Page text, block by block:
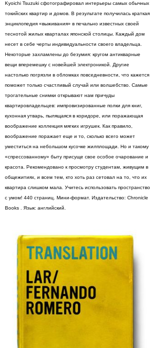
Kyoichi Tsuzuki сфотографировал интерьеры самых обычных
токийских квартир и домов. В результате получилась краткая
энциклопедия «выживания» в печально известных своей
теснотой жилых кварталах японской столицы. Каждый дом
несет в себе черты индивидуальности своего владельца.
Некоторые захламлены до безумия: кругом антикварные
вещи вперемешку с новейшей электроникой. Другие
настолько погрязли в обломках повседневности, что кажется
поможет только счастливый случай или волшебство. Самые
трогательные снимки открывают нам причуды
квартировладельцев: импровизированные полки для книг,
кухонная утварь, пылящаяся в коридоре, или поражающая
воображение коллекция мягких игрушек. Как правило,
воображение поражает еще и то, сколько всего может
уместиться на небольшом кусочке жилплощади. Но и такому
«спрессованному» быту присуще свое особое очарование и
красота. Рекомендовано к просмотру студентам, живущим в
общежитиях, и всем тем, кто хоть раз сетовал на то, что их
квартира слишком мала. Учитесь использовать пространство
с умом! 440 страниц. Мини-формат. Издательство: Chronicle
Books . Язык: английский.